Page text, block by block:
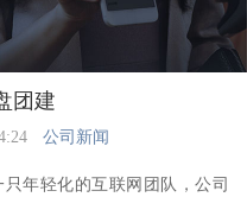
团建
公司新闻
年轻化的互联网团队，公司